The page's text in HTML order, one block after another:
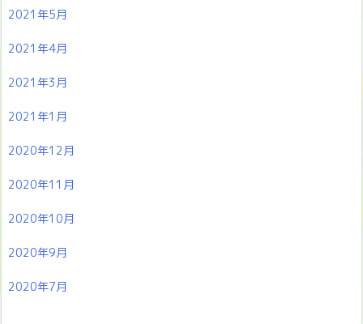
2021年5月
2021年4月
2021年3月
2021年1月
2020年12月
2020年11月
2020年10月
2020年9月
2020年7月